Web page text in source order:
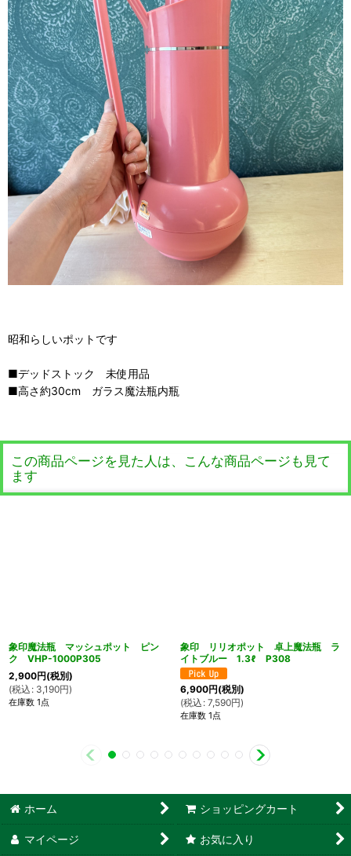
昭和らしいポットです
■デッドストック 未使用品
■高さ約30cm ガラス魔法瓶内瓶
この商品ページを見た人は、こんな商品ページも見て
ます
象印魔法瓶 マッシュポット ピン
ク VHP-1000P305
2,900円(税別)
(税込 : 3,190円)
在庫数 1点
象印 リリオポット 卓上魔法瓶 ラ
イトブルー 1.3ℓ P308
6,900円(税別)
(税込 : 7,590円)
在庫数 1点
ホーム ショッピングカート
マイページ お気に入り